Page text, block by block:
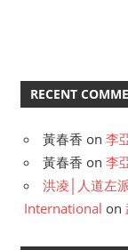
RECENT
黃春香 on 李
黃春香 on 李
洪凌│人道左
International on